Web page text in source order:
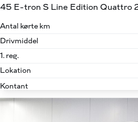
45 E-tron S Line Edition Quattro
Antal kørte km
Drivmiddel
1. reg.
Lokation
Kontant